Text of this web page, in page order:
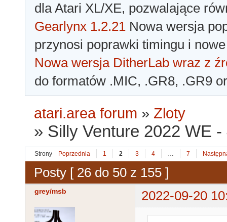
dla Atari XL/XE, pozwalające
Gearlynx 1.2.21 Nowa wersja
przynosi poprawki timingu i
Nowa wersja DitherLab wraz z
do formatów .MIC, .GR8, .GR9
atari.area forum » Zloty
» Silly Venture 2022 WE
Strony Poprzednia 1 2 3 4 … 7
Posty [ 26 do 50 z 155 ]
grey/msb 2022-09-20